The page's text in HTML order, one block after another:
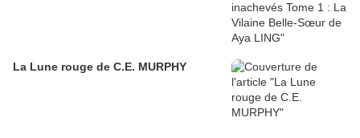
La Lune rouge de C.E. MURPHY